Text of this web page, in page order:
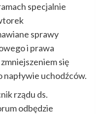
specjalnie
sprawy
i prawa
się
napływie uchodźców.
rządu ds.
odbędzie